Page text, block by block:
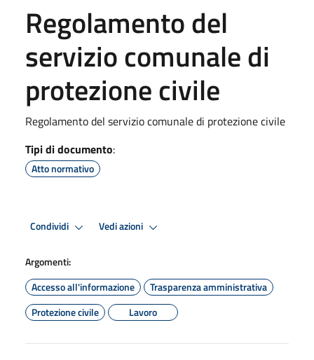
Regolamento del
servizio comunale di
protezione civile
Regolamento del servizio comunale di protezione civile
Tipi di documento:
Atto normativo
Condividi Vedi azioni
Argomenti:
Accesso all'informazione
Trasparenza amministrativa
Protezione civile
Lavoro